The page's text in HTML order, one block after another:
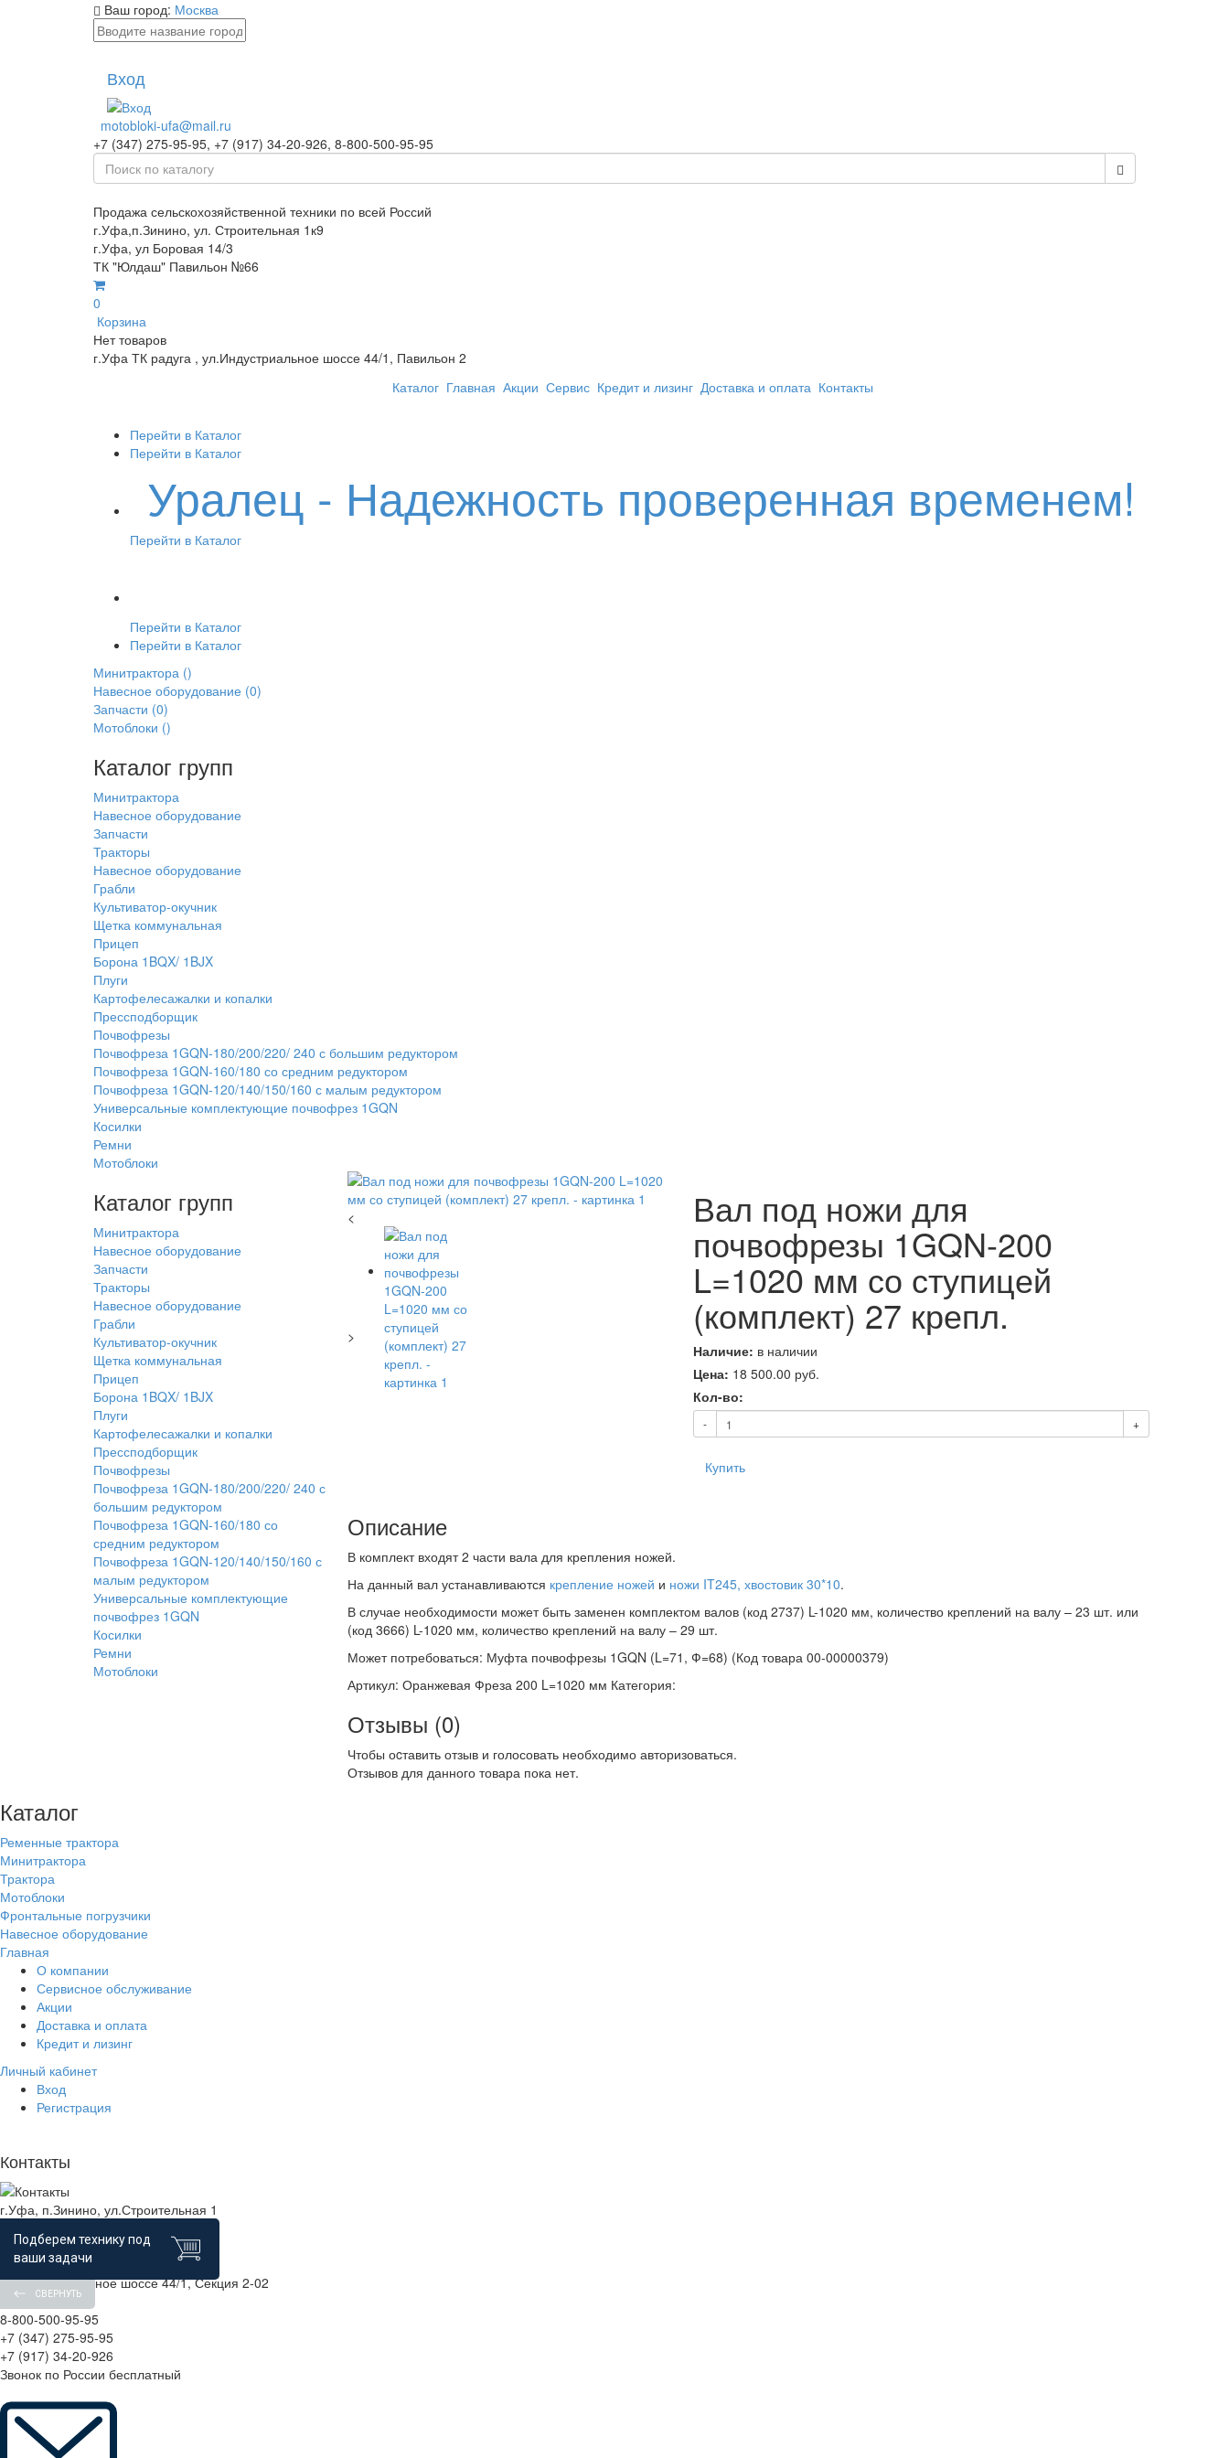
Ваш город: Москва
Вход
motobloki-ufa@mail.ru
+7 (347) 275-95-95, +7 (917) 34-20-926, 8-800-500-95-95
Продажа сельскохозяйственной техники по всей Россий
г.Уфа,п.Зинино, ул. Строительная 1к9
г.Уфа, ул Боровая 14/3
ТК "Юлдаш" Павильон №66
0
Корзина
Нет товаров
г.Уфа ТК радуга , ул.Индустриальное шоссе 44/1, Павильон 2
Каталог Главная Акции Сервис Кредит и лизинг Доставка и оплата Контакты
Перейти в Каталог
Перейти в Каталог
Уралец - Надежность проверенная временем!
Перейти в Каталог
Перейти в Каталог
Перейти в Каталог
Минитрактора ()
Навесное оборудование (0)
Запчасти (0)
Мотоблоки ()
Каталог групп
Минитрактора
Навесное оборудование
Запчасти
Тракторы
Навесное оборудование
Грабли
Культиватор-окучник
Щетка коммунальная
Прицеп
Борона 1BQX/ 1BJX
Плуги
Картофелесажалки и копалки
Прессподборщик
Почвофрезы
Почвофреза 1GQN-180/200/220/ 240 с большим редуктором
Почвофреза 1GQN-160/180 со средним редуктором
Почвофреза 1GQN-120/140/150/160 с малым редуктором
Универсальные комплектующие почвофрез 1GQN
Косилки
Ремни
Мотоблоки
Каталог групп
Минитрактора
Навесное оборудование
Запчасти
Тракторы
Навесное оборудование
Грабли
Культиватор-окучник
Щетка коммунальная
Прицеп
Борона 1BQX/ 1BJX
Плуги
Картофелесажалки и копалки
Прессподборщик
Почвофрезы
Почвофреза 1GQN-180/200/220/ 240 с
большим редуктором
Почвофреза 1GQN-160/180 со
средним редуктором
Почвофреза 1GQN-120/140/150/160 с
малым редуктором
Универсальные комплектующие
почвофрез 1GQN
Косилки
Ремни
Мотоблоки
<
>
Вал под ножи для
почвофрезы 1GQN-200
L=1020 мм со ступицей
(комплект) 27 крепл.
Наличие: в наличии
Цена: 18 500.00 руб.
Кол-во:
- +
Купить
Описание
В комплект входят 2 части вала для крепления ножей.
На данный вал устанавливаются крепление ножей и ножи IT245, хвостовик 30*10.
В случае необходимости может быть заменен комплектом валов (код 2737) L-1020 мм, количество креплений на валу – 23 шт. или
(код 3666) L-1020 мм, количество креплений на валу – 29 шт.
Может потребоваться: Муфта почвофрезы 1GQN (L=71, Ф=68) (Код товара 00-00000379)
Артикул: Оранжевая Фреза 200 L=1020 мм Категория:
Отзывы (0)
Чтобы оcтавить отзыв и голосовать необходимо авторизоваться.
Отзывов для данного товара пока нет.
Каталог
Ременные трактора
Минитрактора
Трактора
Мотоблоки
Фронтальные погрузчики
Навесное оборудование
Главная
О компании
Сервисное обслуживание
Акции
Доставка и оплата
Кредит и лизинг
Личный кабинет
Вход
Регистрация
Контакты
г.Уфа, п.Зинино, ул.Строительная 1
ТК "Юлдаш", Павильон №66
г.Уфа ТК радуга ,
ул.Индустриальное шоссе 44/1, Секция 2-02
8-800-500-95-95
+7 (347) 275-95-95
+7 (917) 34-20-926
Звонок по России бесплатный
Подберем технику под
ваши задачи
СВЕРНУТЬ